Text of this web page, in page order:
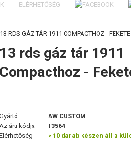
ELÉRHETŐSÉG
13 RDS GÁZ TÁR 1911 COMPACTHOZ - FEKETE
13 rds gáz tár 1911
Compacthoz -
Gyártó
AW CUSTOM
Az áru kódja
13564
Elérhetőség
> 10 darab készen áll a